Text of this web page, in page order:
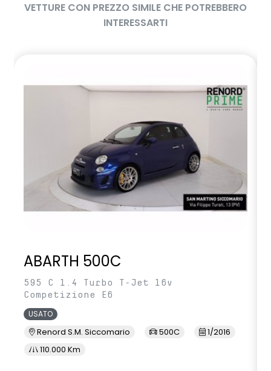
VETTURE CON PREZZO SIMILE CHE POTREBBERO
INTERESSARTI
ABARTH 500C
595 C 1.4 Turbo T-Jet 16v
Competizione E6
USATO
Renord S.M. Siccomario 500C
1/2016
110.000 Km